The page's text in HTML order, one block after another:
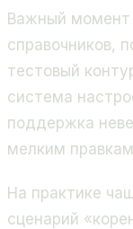
Важный момент
справочников,
тестовый
система
поддержка
мелким
На практике
сценарий